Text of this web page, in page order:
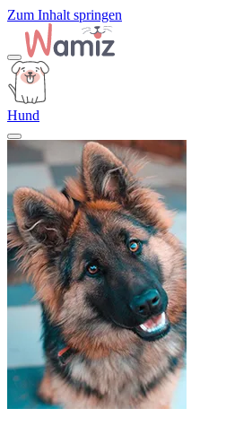
Zum Inhalt springen
Hund